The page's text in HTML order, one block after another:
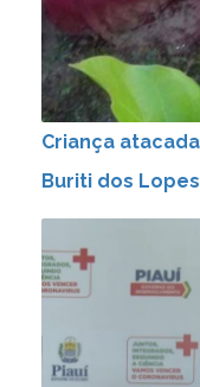
Criança
Buriti dos